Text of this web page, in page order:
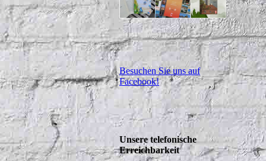
Besuchen Sie uns auf
Facebook!
Unsere telefonische
Erreichbarkeit